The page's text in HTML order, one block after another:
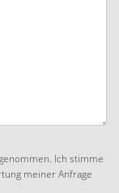
Ich stimme
meiner Anfrage